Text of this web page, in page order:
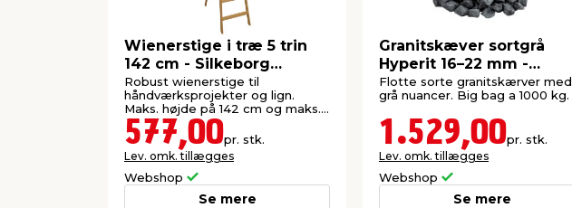
Wienerstige i træ 5 trin
142 cm - Silkeborg
Stigefabrik
Robust wienerstige til
håndværksprojekter og lign.
Maks. højde på 142 cm og maks.
trinbredde 54 cm.
577,00pr. stk.
Lev. omk. tillægges
Webshop
Se mere
Granitskæver sortgrå
Hyperit 16–22 mm -
Safestone
Flotte sorte granitskærver med
grå nuancer. Big bag a 1000 kg.
1.529,00pr. stk.
Lev. omk. tillægges
Webshop
Se mere